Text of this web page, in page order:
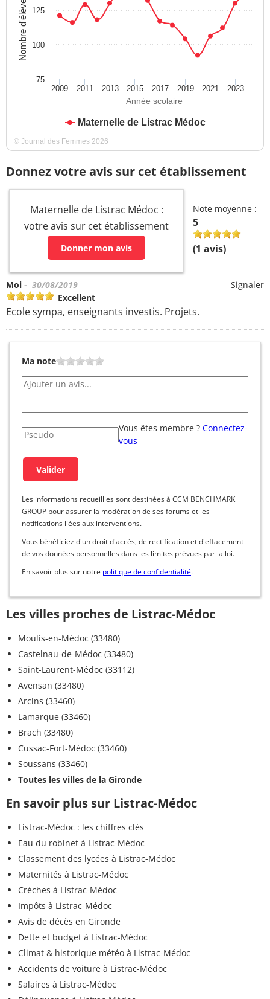
Année scolaire
Nombre d'élèves
Maternelle de Listrac Médoc
2009 2011 2013 2015 2017 2019 2021 2023
100
75
125
© Journal des Femmes 2026
Donnez votre avis sur cet établissement
Maternelle de Listrac Médoc :
votre avis sur cet établissement
Donner mon avis
Note moyenne :
5
(1 avis)
Signaler
Moi - 30/08/2019
Excellent
Ecole sympa, enseignants investis. Projets.
Ma note
Vous êtes membre ? Connectez-
vous
Les informations recueillies sont destinées à CCM BENCHMARK
GROUP pour assurer la modération de ses forums et les
notifications liées aux interventions.
Vous bénéficiez d'un droit d'accès, de rectification et d'effacement
de vos données personnelles dans les limites prévues par la loi.
En savoir plus sur notre politique de confidentialité.
Les villes proches de Listrac-Médoc
Moulis-en-Médoc (33480)
Castelnau-de-Médoc (33480)
Saint-Laurent-Médoc (33112)
Avensan (33480)
Arcins (33460)
Lamarque (33460)
Brach (33480)
Cussac-Fort-Médoc (33460)
Soussans (33460)
Toutes les villes de la Gironde
En savoir plus sur Listrac-Médoc
Listrac-Médoc : les chiffres clés
Eau du robinet à Listrac-Médoc
Classement des lycées à Listrac-Médoc
Maternités à Listrac-Médoc
Crèches à Listrac-Médoc
Impôts à Listrac-Médoc
Avis de décès en Gironde
Dette et budget à Listrac-Médoc
Climat & historique météo à Listrac-Médoc
Accidents de voiture à Listrac-Médoc
Salaires à Listrac-Médoc